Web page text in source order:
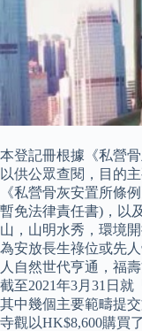
本登記冊根據《私營
以供公眾查閱，目的
《私營骨灰安置所條
暫免法律責任書)，以
山，山明水秀，環境
為安放長生祿位或先
人自然世代亨通，福
截至2021年3月31日
其中幾個主要範疇提
寺觀以HK$8,600購買